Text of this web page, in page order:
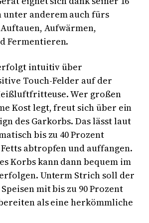
anderem auch fürs
Aufwärmen,
Fermentieren.
intuitiv über
Touch-Felder auf der
Wer großen
Kost legt, freut sich über ein
des Garkorbs. Das lässt laut
bis zu 40 Prozent
abtropfen und auffangen.
Korbs kann dann bequem im
Unterm Strich soll der
mit bis zu 90 Prozent
als eine herkömmliche